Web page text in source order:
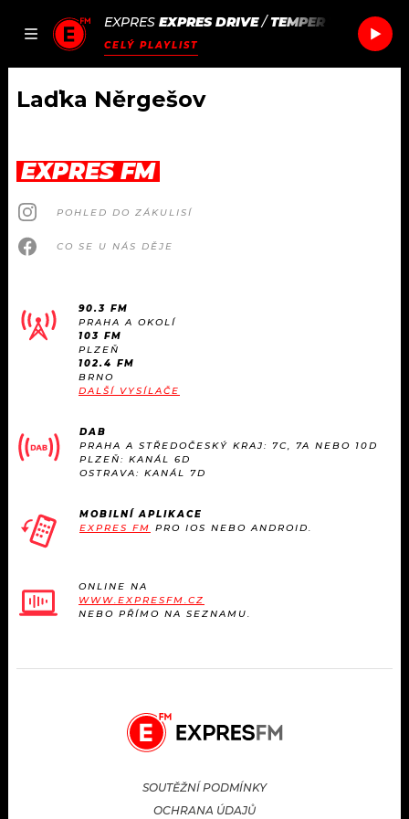
JAK
SEZNAM.CZ
EXPRES EXPRES DRIVE/TEMPER TRAP
CELÝ PLAYLIST
DOMŮ
ČLÁNKY
AKTUÁLNĚ
ROZHOVORY
#NEBUDUDOMA
KVÍZY
TRENDY
KULTURA
PODCASTY
RÁDIO
APLIKACE
PROGRAM
PLAYLIST
JAK NALADIT
SOUTĚŽE
Laďka Něrgešov
EXPRES FM
POHLED DO ZÁKULISÍ
CO SE U NÁS DĚJE
90.3 FM
PRAHA A OKOLÍ
103 FM
PLZEŇ
102.4 FM
BRNO
DALŠÍ VYSÍLAČE
DAB
PRAHA A STŘEDOČESKÝ KRAJ: 7C, 7A NEBO 10D
PLZEŇ: KANÁL 6D
OSTRAVA: KANÁL 7D
MOBILNÍ APLIKACE
EXPRES FM PRO IOS NEBO ANDROID.
ONLINE NA
WWW.EXPRESFM.CZ
NEBO PŘÍMO NA SEZNAMU.
SOUTĚŽNÍ PODMÍNKY
OCHRANA ÚDAJŮ